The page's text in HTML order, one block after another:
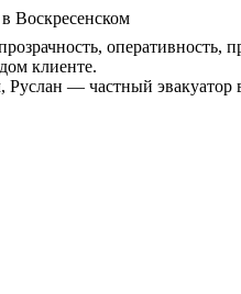
оперативность,
клиенте.
Руслан — частный эвакуатор